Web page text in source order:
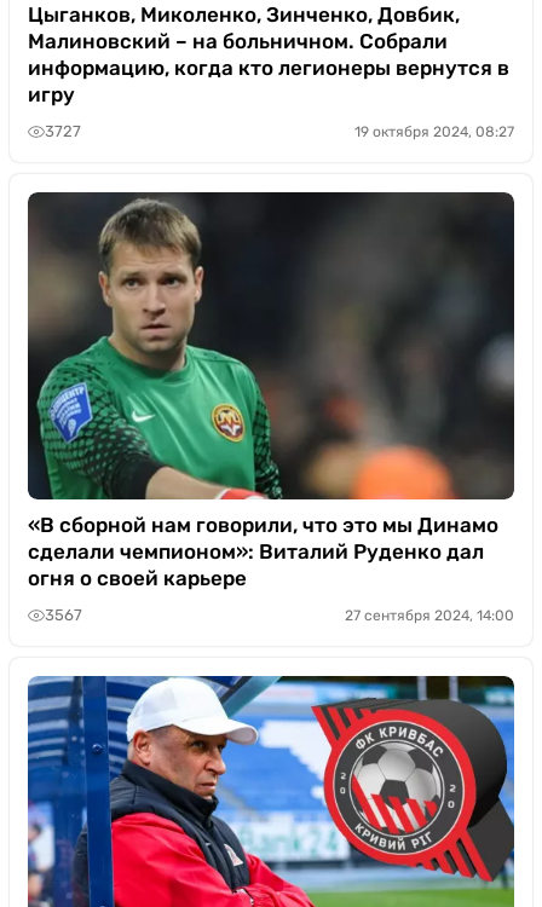
Цыганков, Миколенко, Зинченко, Довбик,
Малиновский – на больничном. Собрали
информацию, когда кто легионеры вернутся в
игру
3727 19 октября 2024, 08:27
«В сборной нам говорили, что это мы Динамо
сделали чемпионом»: Виталий Руденко дал
огня о своей карьере
3567 27 сентября 2024, 14:00